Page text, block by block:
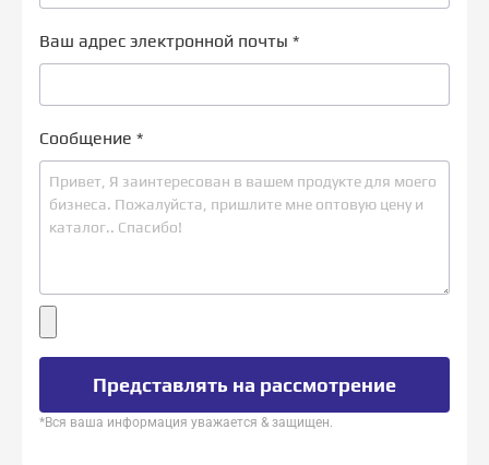
Ваш адрес электронной почты *
Сообщение *
Представлять на рассмотрение
*Вся ваша информация уважается & защищен.